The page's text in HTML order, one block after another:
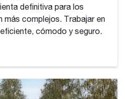
definitiva para los
más complejos. Trabajar en
cómodo y seguro.